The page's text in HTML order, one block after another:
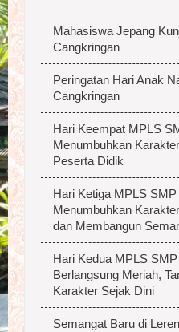
Mahasiswa Jepang
Cangkringan
Peringatan Hari Anak
Cangkringan
Hari Keempat MPLS
Menumbuhkan
Peserta Didik
Hari Ketiga MPLS
Menumbuhkan
dan Membangun
Hari Kedua MPLS
Berlangsung Meriah,
Karakter Sejak Dini
Semangat Baru di